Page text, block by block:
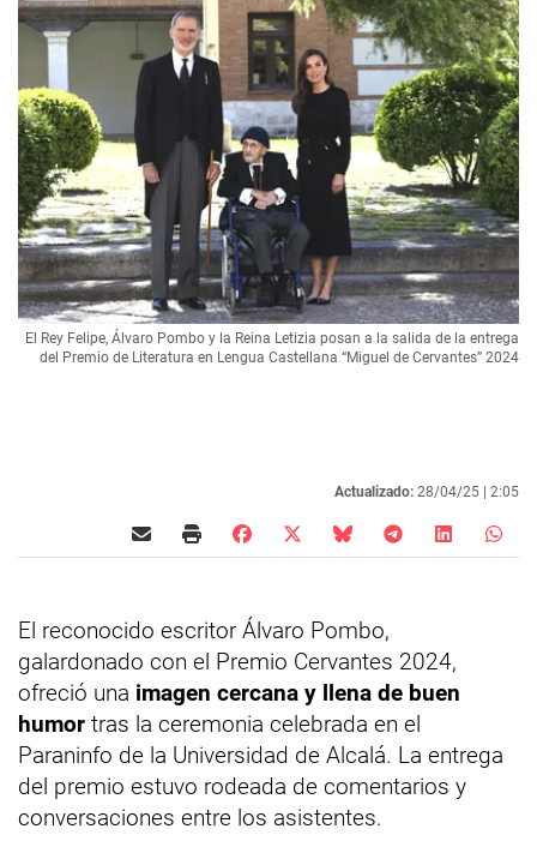
El Rey Felipe, Álvaro Pombo y la Reina Letizia posan a la salida de la entrega
del Premio de Literatura en Lengua Castellana “Miguel de Cervantes” 2024
Actualizado: 28/04/25 | 2:05
El reconocido escritor Álvaro Pombo,
galardonado con el Premio Cervantes 2024,
ofreció una imagen cercana y llena de buen
humor tras la ceremonia celebrada en el
Paraninfo de la Universidad de Alcalá. La entrega
del premio estuvo rodeada de comentarios y
conversaciones entre los asistentes.